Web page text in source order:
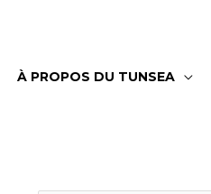
À PROPOS DU TUNSEA